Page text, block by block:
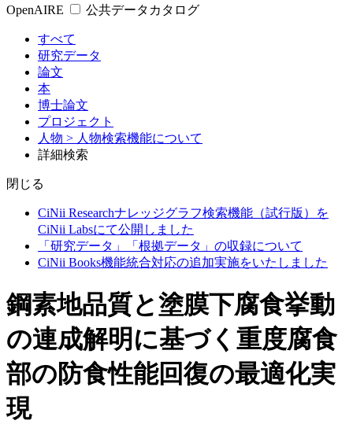
OpenAIRE
公共データカタログ
すべて
研究データ
論文
本
博士論文
プロジェクト
人物 > 人物検索機能について
詳細検索
閉じる
CiNii Researchナレッジグラフ検索機能（試行版）を
CiNii Labsにて公開しました
「研究データ」「根拠データ」の収録について
CiNii Books機能統合対応の追加実施をいたしました
鋼素地品質と塗膜下腐食挙動
の連成解明に基づく重度腐食
部の防食性能回復の最適化実
現